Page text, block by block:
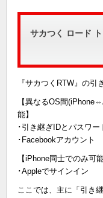
サカつく ロード
『サカつくRTW』の引
【異なるOS間
能】
･引き継ぎIDとパスワー
･Facebookアカウント
【iPhone同士でのみ可能
･Appleでサインイン
ここでは、主に「引き